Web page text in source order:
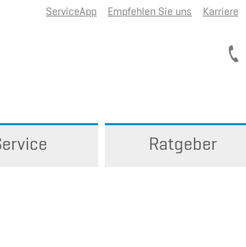
ServiceApp Empfehlen Sie uns Karriere
Ratgeber